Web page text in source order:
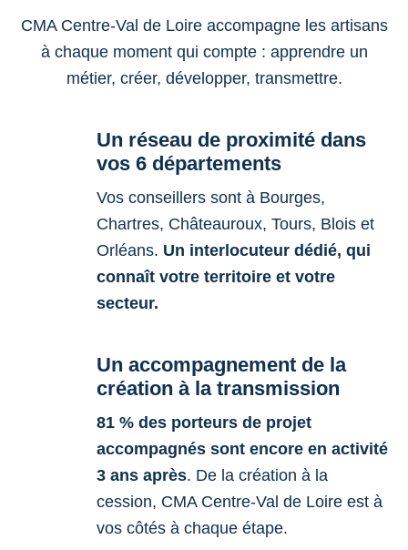
CMA Centre-Val de Loire accompagne les artisans
à chaque moment qui compte : apprendre un
métier, créer, développer, transmettre.
Un réseau de proximité dans
vos 6 départements
Vos conseillers sont à Bourges,
Chartres, Châteauroux, Tours, Blois et
Orléans. Un interlocuteur dédié, qui
connaît votre territoire et votre
secteur.
Un accompagnement de la
création à la transmission
81 % des porteurs de projet
accompagnés sont encore en activité
3 ans après. De la création à la
cession, CMA Centre-Val de Loire est à
vos côtés à chaque étape.